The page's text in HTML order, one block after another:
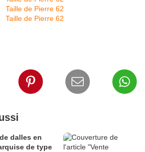
dalles en
de type